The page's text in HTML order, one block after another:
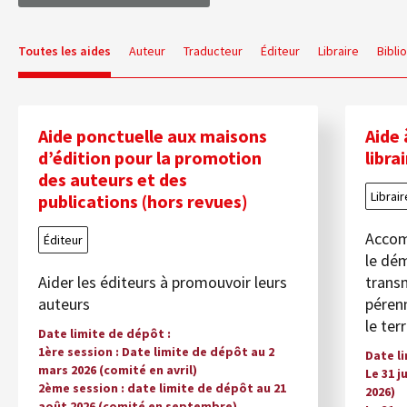
Toutes les aides Auteur Traducteur Éditeur Libraire
Aide ponctuelle aux maisons
d’édition pour la promotion
des auteurs et des
publications (hors revues)
Éditeur
Aider les éditeurs à promouvoir leurs
auteurs
Date limite de dépôt
1ère session : Date limite de dépôt au 2
mars 2026 (comité en avril)
2ème session : date limite de dépôt au 21
Aide
le
le
Date
Le 31
2026)